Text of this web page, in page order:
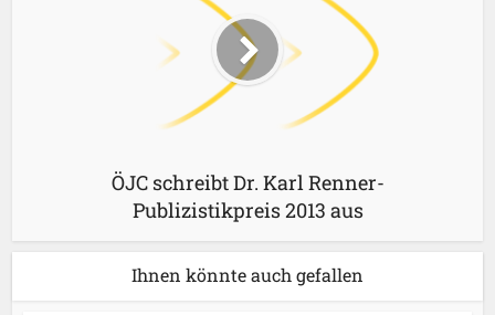
ÖJC schreibt Dr. Karl Renner-
Publizistikpreis 2013 aus
Ihnen könnte auch gefallen